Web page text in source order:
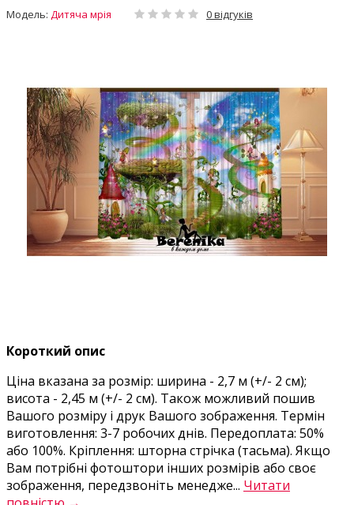
Модель: Дитяча мрія 0 відгуків
Короткий опис
Ціна вказана за розмір: ширина - 2,7 м (+/- 2 см);
висота - 2,45 м (+/- 2 см). Також можливий пошив
Вашого розміру і друк Вашого зображення. Термін
виготовлення: 3-7 робочих днів. Передоплата: 50%
або 100%. Кріплення: шторна стрічка (тасьма). Якщо
Вам потрібні фотоштори інших розмірів або своє
зображення, передзвоніть менедже... Читати